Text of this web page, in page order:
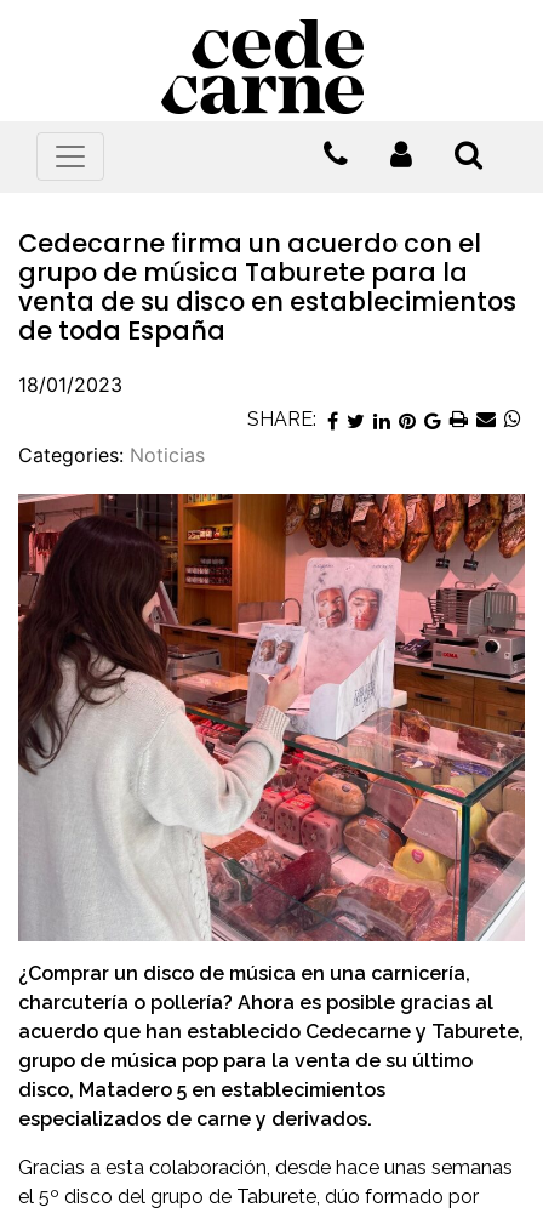
Cedecarne firma un acuerdo con el
grupo de música Taburete para la
venta de su disco en establecimientos
de toda España
18/01/2023
SHARE:
Categories: Noticias
¿Comprar un disco de música en una carnicería,
charcutería o pollería? Ahora es posible gracias al
acuerdo que han establecido Cedecarne y Taburete,
grupo de música pop para la venta de su último
disco, Matadero 5 en establecimientos
especializados de carne y derivados.
Gracias a esta colaboración, desde hace unas semanas
el 5º disco del grupo de Taburete, dúo formado por